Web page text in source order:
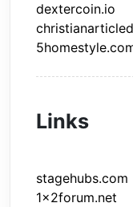
dextercoin.io
Links
stagehubs.com
1x2forum.net